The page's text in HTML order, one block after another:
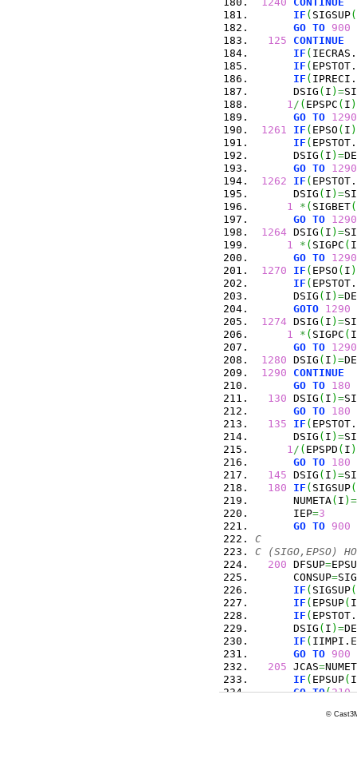
IF ( SIGSUP(
GO TO 900
125
CONTINUE
IF ( IECRAS.
IF ( EPSTOT.
IF ( IPRECI.
      DSIG
( I ) =
1 / ( EPSPC ( I )
GO TO 1290
1261
IF ( EPSO ( I )
IF ( EPSTOT.
      DSIG
( I ) =
GO TO 1290
1262
IF ( EPSTOT.
      DSIG
( I ) =
1
* ( SIGBET(
GO TO 1290
1264 DSIG ( I ) =
1
* ( SIGPC ( I
GO TO 1290
1270
IF ( EPSO ( I )
IF ( EPSTOT.
      DSIG
( I ) =
GOTO 1290
1274 DSIG ( I ) =
1
* ( SIGPC ( I
GO TO 1290
1280 DSIG ( I ) =
1290
CONTINUE
GO TO 180
130 DSIG ( I ) =
GO TO 180
135
IF ( EPSTOT.
      DSIG
( I ) =
1 / ( EPSPD ( I )
GO TO 180
145 DSIG ( I ) =
180
IF ( SIGSUP(
      NUMETA
( I ) =
      IEP
=3
GO TO 900
C
C (SIGO,EPSO)
200 DFSUP=
      CONSUP
=
IF ( SIGSUP(
IF ( EPSUP( I
IF ( EPSTOT.
      DSIG
( I ) =
IF ( IIMPI.
GO TO 900
205 JCAS=
IF ( EPSUP( I
GO TO(210,
I )=
©